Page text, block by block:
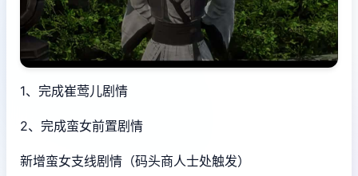
1、完成崔莺儿剧情
2、完成蛮女前置剧情
新增蛮女支线剧情（码头商人士处触发）